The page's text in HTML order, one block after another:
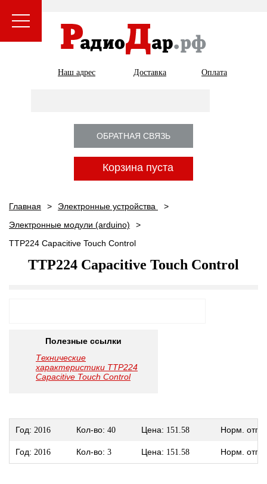
Наш адрес Доставка Оплата
ОБРАТНАЯ СВЯЗЬ
Корзина пуста
Главная
Электронные устройства
Электронные модули (arduino)
TTP224 Capacitive Touch Control
TTP224 Capacitive Touch Control
Полезные ссылки
Технические
характеристики TTP224
Capacitive Touch Control
Год: 2016 Кол-во: 40 Цена: 151.58 Норм. отп.:
Год: 2016 Кол-во: 3 Цена: 151.58 Норм. отп.: